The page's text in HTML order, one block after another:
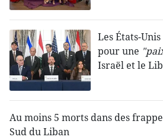
Les États-
pour une
Israël et le
Au moins 5 morts dans des
Sud du Liban